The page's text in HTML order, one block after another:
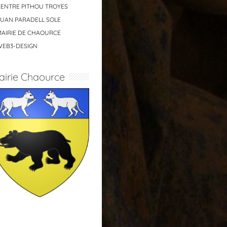
PITHOU TROYES
PARADELL SOLE
DE CHAOURCE
DESIGN
Chaource